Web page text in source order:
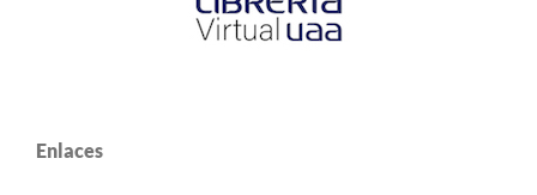
Enlaces